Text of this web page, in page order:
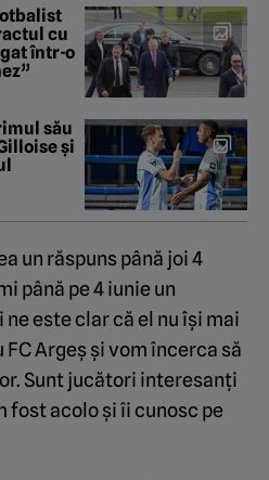
cu
într-o
său
și
un răspuns până joi 4
până pe 4 iunie un
este clar că el nu își mai
Argeș și vom încerca să
Sunt jucători interesanți
fost acolo și îi cunosc pe